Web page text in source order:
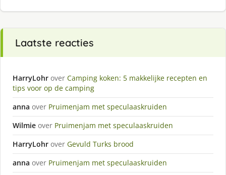
Laatste reacties
HarryLohr over Camping koken: 5 makkelijke recepten en
tips voor op de camping
anna over Pruimenjam met speculaaskruiden
Wilmie over Pruimenjam met speculaaskruiden
HarryLohr over Gevuld Turks brood
anna over Pruimenjam met speculaaskruiden